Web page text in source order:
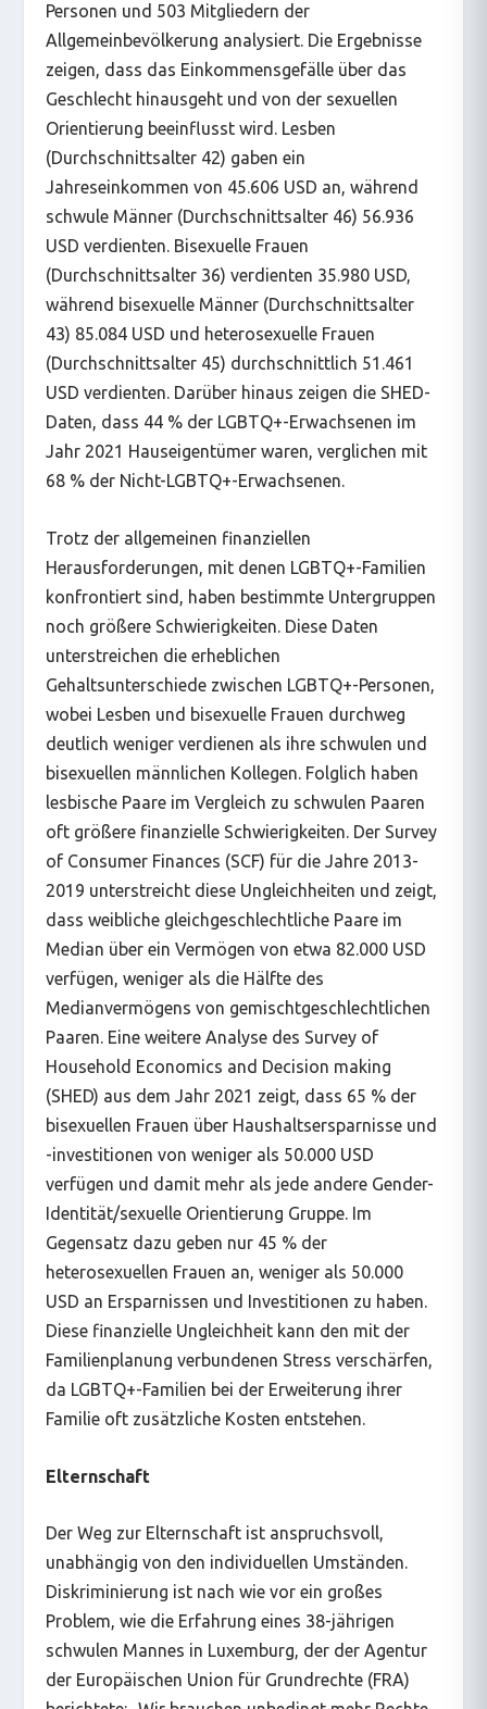
Personen und 503 Mitgliedern der
Allgemeinbevölkerung analysiert. Die Ergebnisse
zeigen, dass das Einkommensgefälle über das
Geschlecht hinausgeht und von der sexuellen
Orientierung beeinflusst wird. Lesben
(Durchschnittsalter 42) gaben ein
Jahreseinkommen von 45.606 USD an, während
schwule Männer (Durchschnittsalter 46) 56.936
USD verdienten. Bisexuelle Frauen
(Durchschnittsalter 36) verdienten 35.980 USD,
während bisexuelle Männer (Durchschnittsalter
43) 85.084 USD und heterosexuelle Frauen
(Durchschnittsalter 45) durchschnittlich 51.461
USD verdienten. Darüber hinaus zeigen die SHED-
Daten, dass 44 % der LGBTQ+-Erwachsenen im
Jahr 2021 Hauseigentümer waren, verglichen mit
68 % der Nicht-LGBTQ+-Erwachsenen.
Trotz der allgemeinen finanziellen
Herausforderungen, mit denen LGBTQ+-Familien
konfrontiert sind, haben bestimmte Untergruppen
noch größere Schwierigkeiten. Diese Daten
unterstreichen die erheblichen
Gehaltsunterschiede zwischen LGBTQ+-Personen,
wobei Lesben und bisexuelle Frauen durchweg
deutlich weniger verdienen als ihre schwulen und
bisexuellen männlichen Kollegen. Folglich haben
lesbische Paare im Vergleich zu schwulen Paaren
oft größere finanzielle Schwierigkeiten. Der Survey
of Consumer Finances (SCF) für die Jahre 2013-
2019 unterstreicht diese Ungleichheiten und zeigt,
dass weibliche gleichgeschlechtliche Paare im
Median über ein Vermögen von etwa 82.000 USD
verfügen, weniger als die Hälfte des
Medianvermögens von gemischtgeschlechtlichen
Paaren. Eine weitere Analyse des Survey of
Household Economics and Decision making
(SHED) aus dem Jahr 2021 zeigt, dass 65 % der
bisexuellen Frauen über Haushaltsersparnisse und
-investitionen von weniger als 50.000 USD
verfügen und damit mehr als jede andere Gender-
Identität/sexuelle Orientierung Gruppe. Im
Gegensatz dazu geben nur 45 % der
heterosexuellen Frauen an, weniger als 50.000
USD an Ersparnissen und Investitionen zu haben.
Diese finanzielle Ungleichheit kann den mit der
Familienplanung verbundenen Stress verschärfen,
da LGBTQ+-Familien bei der Erweiterung ihrer
Familie oft zusätzliche Kosten entstehen.
Elternschaft
Der Weg zur Elternschaft ist anspruchsvoll,
unabhängig von den individuellen Umständen.
Diskriminierung ist nach wie vor ein großes
Problem, wie die Erfahrung eines 38-jährigen
schwulen Mannes in Luxemburg, der der Agentur
der Europäischen Union für Grundrechte (FRA)